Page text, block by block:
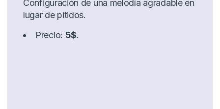
Configuración de una melodía agradable en
lugar de pitidos.
Precio: 5$.